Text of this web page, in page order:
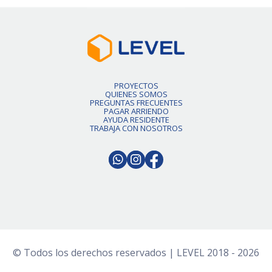
PROYECTOS
QUIENES SOMOS
PREGUNTAS FRECUENTES
PAGAR ARRIENDO
AYUDA RESIDENTE
TRABAJA CON NOSOTROS
© Todos los derechos reservados | LEVEL 2018 - 2026